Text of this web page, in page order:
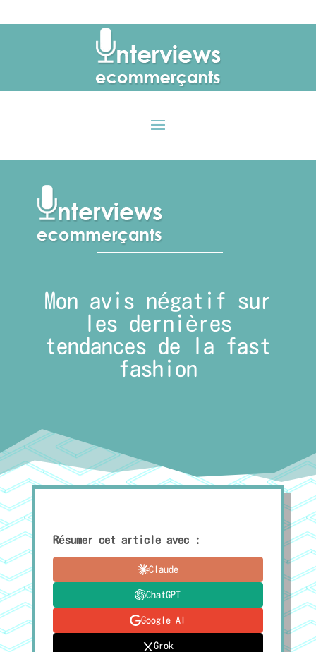
Mon avis négatif sur
les dernières
tendances de la fast
fashion
Résumer cet article avec :
Claude
ChatGPT
Google AI
Grok